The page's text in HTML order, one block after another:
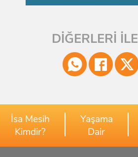
DİĞERLERİ
İsa Mesih
Kimdir?
Yaşama
Dair